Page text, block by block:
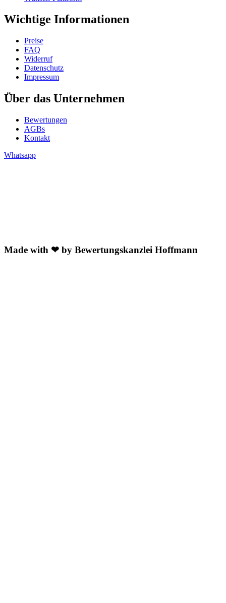
Wichtige Informationen
Preise
FAQ
Widerruf
Datenschutz
Impressum
Über das Unternehmen
Bewertungen
AGBs
Kontakt
Whatsapp
Made with ❤ by Bewertungskanzlei Hoffmann